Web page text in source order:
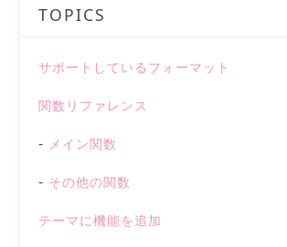
TOPICS
サポートしているフォーマット
関数リファレンス
メイン関数
その他の関数
テーマに機能を追加